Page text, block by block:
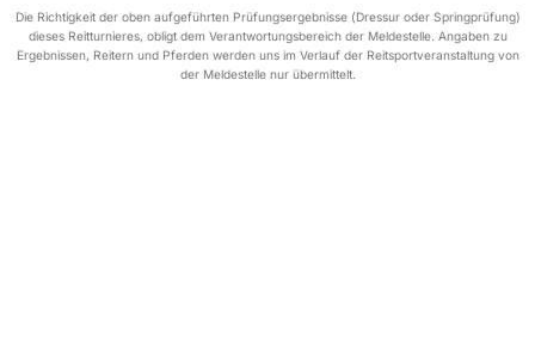
Die Richtigkeit der oben aufgeführten Prüfungsergebnisse (Dressur oder Springprüfung)
dieses Reitturnieres, obligt dem Verantwortungsbereich der Meldestelle. Angaben zu
Ergebnissen, Reitern und Pferden werden uns im Verlauf der Reitsportveranstaltung von
der Meldestelle nur übermittelt.